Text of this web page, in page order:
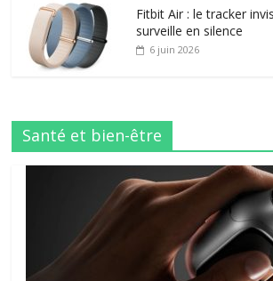
Fitbit Air : le tracker
surveille en silence
6 juin 2026
Santé et bien-être